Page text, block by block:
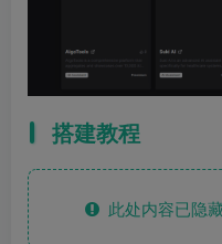
搭建教程
此处内容已隐